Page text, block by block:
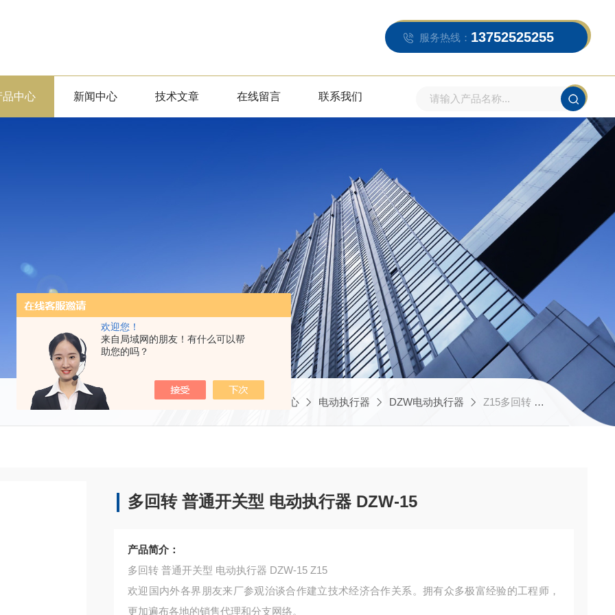
欢迎您！
来自局域网的朋友！有什么可以帮
助您的吗？
服务热线： 13752525255
品中心 新闻中心 技术文章 在线留言 联系我们
当前位置：首页 产品中心 电动执行器 DZW电动执行器 Z15多回转 普通开关型 电动执行器 DZW-15
多回转 普通开关型 电动执行器 DZW-15
产品简介：
多回转 普通开关型 电动执行器 DZW-15 Z15
欢迎国内外各界朋友来厂参观治谈合作建立技术经济合作关系。拥有众多极富经验的工程师，
更加遍布各地的销售代理和分支网络。